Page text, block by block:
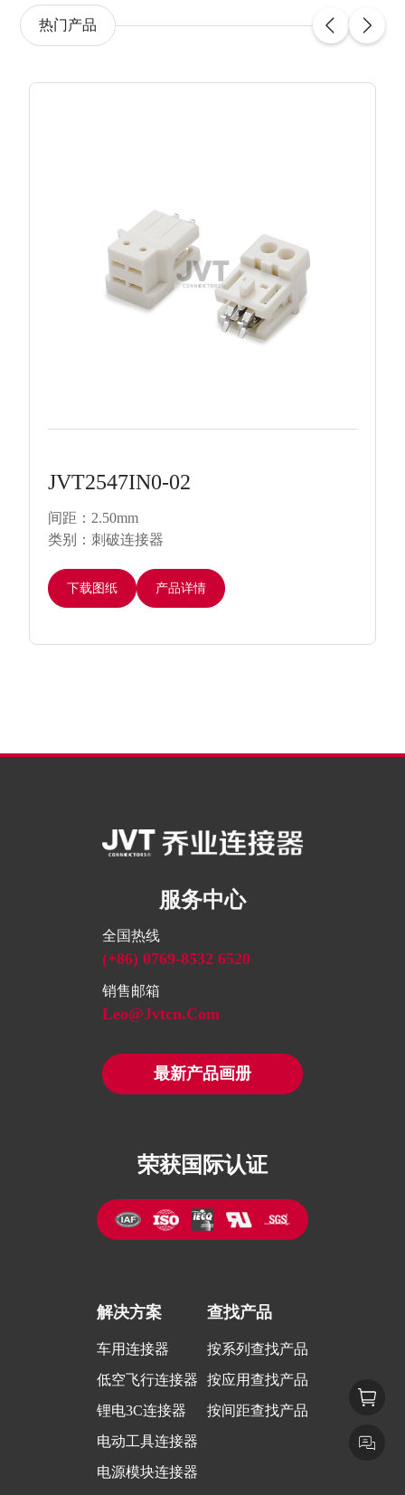
热门产品
JVT2547IN0-02
间距：2.50mm
类别：刺破连接器
下载图纸 产品详情
服务中心
全国热线
(+86) 0769-8532 6520
销售邮箱
Leo@jvtcn.com
最新产品画册
解决方案
车用连接器
低空飞行连接器
锂电3C连接器
电动工具连接器
电源模块连接器
查找产品
按系列查找产品
按应用查找产品
按间距查找产品
荣获国际认证